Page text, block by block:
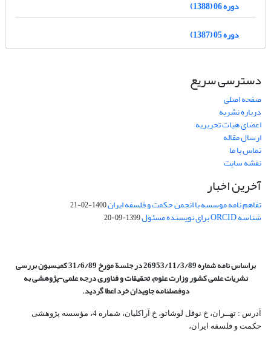
دوره 06 (1388)
دوره 05 (1387)
دسترسی سریع
صفحه اصلی
درباره نشریه
اعضای هیات تحریریه
ارسال مقاله
تماس با ما
نقشه سایت
آخرین اخبار
تفاهم نامه موسسه با انجمن حکمت و فلسفه ایران1400-02-21
شناسه ORCID برای نویسنده مسئول 1399-09-20
براساس نامه شماره 26953/11/3/89 در جلسة مورخ 31/6/89 کمیسیون
بررسی
نشریات علمی کشور وزارت علوم، تحقیقات و فناوری درجه علمی‌-پژوهشیبه
دوفصلنامه جاویدان خرد اعطا گردید.
آدرس : تهــران، خ نوفل لوشاتو، خ آراکلیان، شماره 4،‌ مؤسسه پژوهشی
حکمت و فلسفه ایران،‌